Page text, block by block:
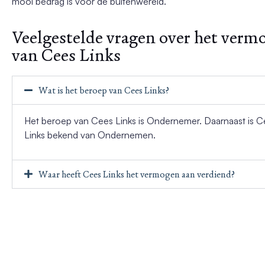
Veelgestelde vragen over het
van Cees Links
Wat is het beroep van Cees Links?
Het beroep van Cees Links is Ondernemer. Daarnaast is
Links bekend van Ondernemen.
Waar heeft Cees Links het vermogen aan verdiend?